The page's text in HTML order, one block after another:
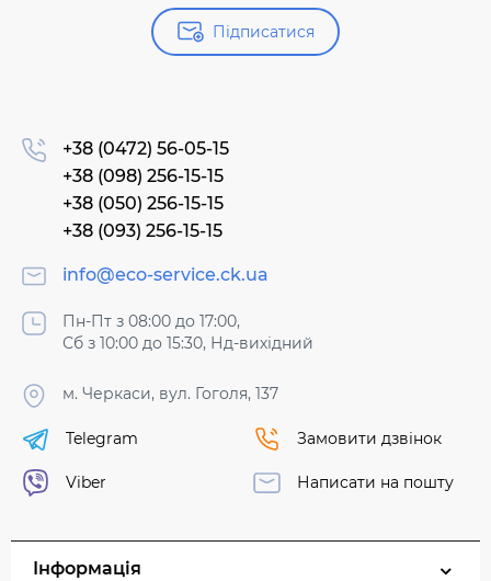
Підписатися
+38 (0472) 56-05-15
+38 (098) 256-15-15
+38 (050) 256-15-15
+38 (093) 256-15-15
info@eco-service.ck.ua
Пн-Пт з 08:00 до 17:00,
Сб з 10:00 до 15:30, Нд-вихідний
м. Черкаси, вул. Гоголя, 137
Telegram
Viber
Замовити дзвінок
Написати на пошту
Інформація